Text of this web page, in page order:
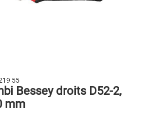
55
Bessey droits D52-2,
mm